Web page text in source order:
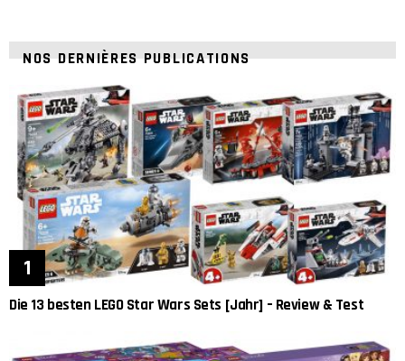
NOS DERNIÈRES PUBLICATIONS
Die 13 besten LEGO Star Wars Sets [Jahr] – Review & Test